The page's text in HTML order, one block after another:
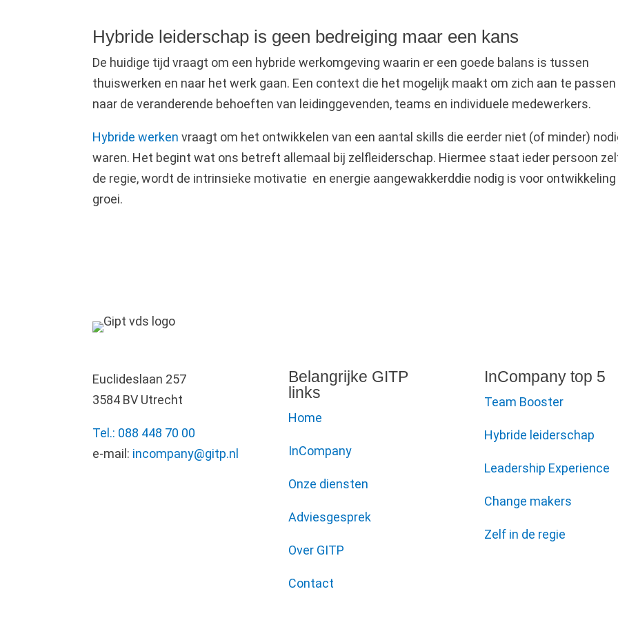
Hybride leiderschap is geen bedreiging maar een kans
De huidige tijd vraagt om een hybride werkomgeving waarin er een goede balans is tussen
thuiswerken en naar het werk gaan. Een context die het mogelijk maakt om zich aan te passen
naar de veranderende behoeften van leidinggevenden, teams en individuele medewerkers.
Hybride werken vraagt om het ontwikkelen van een aantal skills die eerder niet (of minder)
waren. Het begint wat ons betreft allemaal bij zelfleiderschap. Hiermee staat ieder persoon
de regie, wordt de intrinsieke motivatie en energie aangewakkerddie nodig is voor ontwikkeling
groei.
Euclideslaan 257
3584 BV Utrecht
Tel.: 088 448 70 00
e-mail: incompany@gitp.nl
Belangrijke GITP
links
Home
InCompany
Onze diensten
Adviesgesprek
Over GITP
Contact
InCompany top 5
Team Booster
Hybride leiderschap
Leadership Experience
Change makers
Zelf in de regie